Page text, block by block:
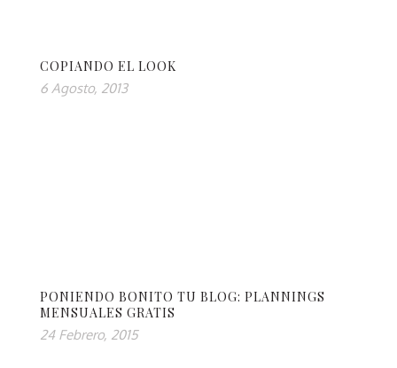
COPIANDO EL LOOK
6 Agosto, 2013
PONIENDO BONITO TU BLOG: PLANNINGS
MENSUALES GRATIS
24 Febrero, 2015